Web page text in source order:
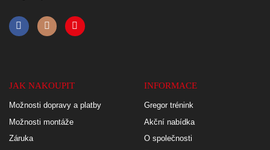
JAK NAKOUPIT
Možnosti dopravy a platby
Možnosti montáže
Záruka
INFORMACE
Gregor trénink
Akční nabídka
O společnosti